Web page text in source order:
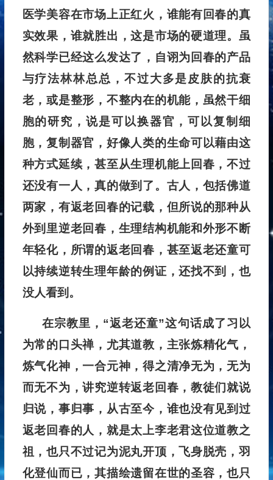
医学美容在市场上正红火，谁能有回春的真
实效果，谁就胜出，这是市场的硬道理。虽
然科学已经这么发达了，自诩为回春的产品
与疗法林林总总，不过大多是皮肤的抗衰
老，或是整形，不整内在的机能，虽然干细
胞的研究，说是可以换器官，可以复制细
胞，复制器官，好像人类的生命可以藉由这
种方式延续，甚至从生理机能上回春，不过
还没有一人，真的做到了。古人，包括佛道
两家，有返老回春的记载，但所说的那种从
外到里逆老回春，生理结构机能和外形不断
年轻化，所谓的返老回春，甚至返老还童可
以持续逆转生理年龄的例证，还找不到，也
没人看到。
在宗教里，“返老还童”这句话成了习以
为常的口头禅，尤其道教，主张炼精化气，
炼气化神，一合元神，得之清净无为，无为
而无不为，讲究逆转返老回春，教徒们就说
归说，事归事，从古至今，谁也没有见到过
返老回春的人，就是太上李老君这位道教之
祖，也只不过记为泥丸开顶，飞身脱壳，羽
化登仙而已，其描绘遗留在世的圣容，也只